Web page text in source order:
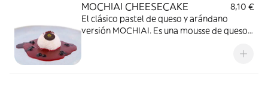
MOCHIAI CHEESECAKE
8,10 €
El clásico pastel de queso y arándano
versión MOCHIAI. Es una mousse de queso
arándanos envueltos en nuestra exclusiva